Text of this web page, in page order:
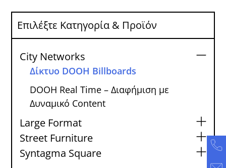
Επιλέξτε Κατηγορία & Προϊόν
City Networks
Δίκτυο DOOH Billboards
DOOH Real Time – Διαφήμιση με
Δυναμικό Content
Large Format
Street Furniture
Syntagma Square